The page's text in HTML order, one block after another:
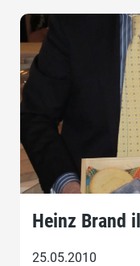
Heinz Brand
25.05.2010